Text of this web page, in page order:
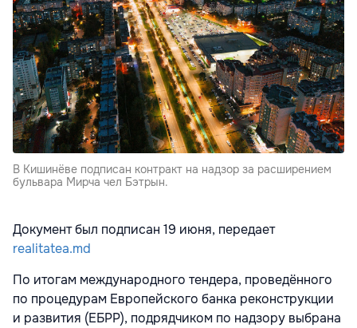
В Кишинёве подписан контракт на надзор за расширением
бульвара Мирча чел Бэтрын.
Документ был подписан 19 июня, передает
realitatea.md
По итогам международного тендера, проведённого
по процедурам Европейского банка реконструкции
и развития (ЕБРР), подрядчиком по надзору выбрана